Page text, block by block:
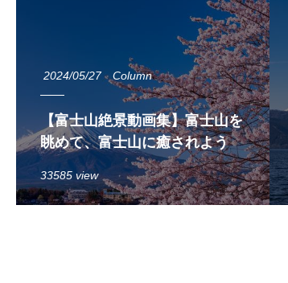
2024/05/27 Column
【富士山絶景動画集】富士山を
眺めて、富士山に癒されよう
33585 view